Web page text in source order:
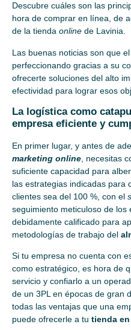
Descubre cuáles son las
hora de comprar en línea, de
de la tienda online de Lavinia.
Las buenas noticias son que el
perfeccionando gracias a su
ofrecerte soluciones del alto
efectividad para lograr esos
La logística como
empresa eficiente y
En primer lugar, y antes de
marketing online , necesitas
suficiente capacidad para
las estrategias indicadas para
clientes sea del 100 %, con el
seguimiento meticuloso de los
debidamente calificado para
metodologías de trabajo del
Si tu empresa no cuenta con
como estratégico, es hora de
servicio y confiarlo a un
de un 3PL en épocas de gran
todas las ventajas que una
puede ofrecerle a tu tienda